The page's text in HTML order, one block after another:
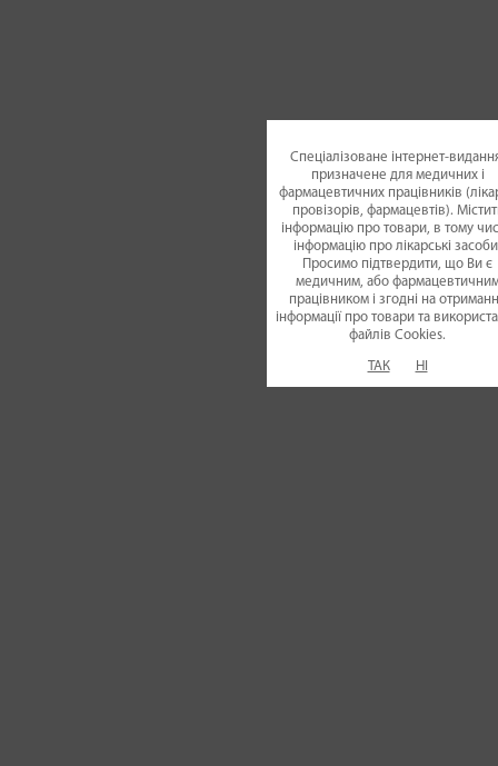
Спеціалізоване інтернет-
призначене для медичних і
фармацевтичних працівників
провізорів, фармацевтів).
інформацію про товари, в тому
інформацію про лікарські
Просимо підтвердити, що Ви є
медичним, або
працівником і згодні на
інформації про товари та
файлiв Cookies.
ТАК НІ